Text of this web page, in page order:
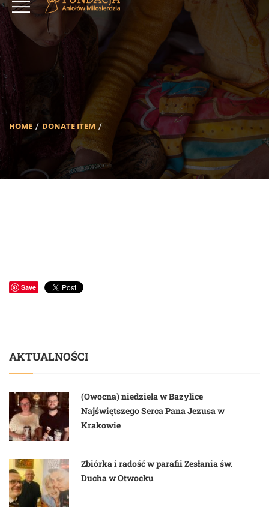
HOME DONATE ITEM
Save
AKTUALNOŚCI
(Owocna) niedziela w Bazylice
Najświętszego Serca Pana Jezusa w
Krakowie
Zbiórka i radość w parafii Zesłania św.
Ducha w Otwocku